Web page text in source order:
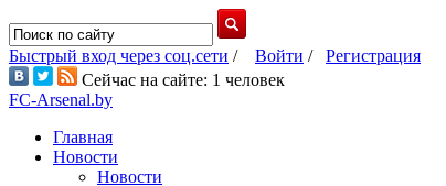
Быстрый вход через соц.сети / Войти / Регистрация
Сейчас на сайте: 1 человек
FC-Arsenal.by
Главная
Новости
Новости